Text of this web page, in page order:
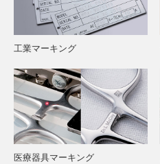
工業マーキング
医療器具マーキング